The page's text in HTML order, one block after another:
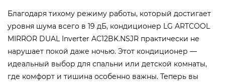
Благодаря тихому режиму работы, который достигает
уровня шума всего в 19 дБ, кондиционер LG ARTCOOL
MIRROR DUAL Inverter AC12BK.NSJR практически не
нарушает покой даже ночью. Этот кондиционер —
идеальный выбор для спальни или детской комнаты,
где комфорт и тишина особенно важны. Теперь вы